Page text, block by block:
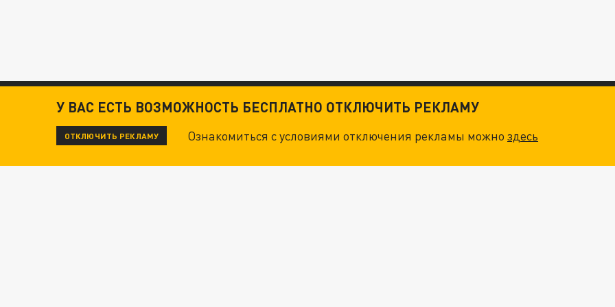
ЧИТАЙТЕ ТАКЖЕ:
У ВАС ЕСТЬ ВОЗМОЖНОСТЬ БЕСПЛАТНО ОТКЛЮЧИТЬ РЕКЛАМУ
ОТКЛЮЧИТЬ РЕКЛАМУ Ознакомиться с условиями отключения рекламы можноздесь